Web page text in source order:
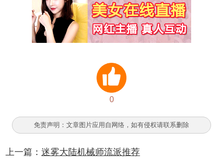
0
免责声明：文章图片应用自网络，如有侵权请联系删除
上一篇：迷雾大陆机械师流派推荐